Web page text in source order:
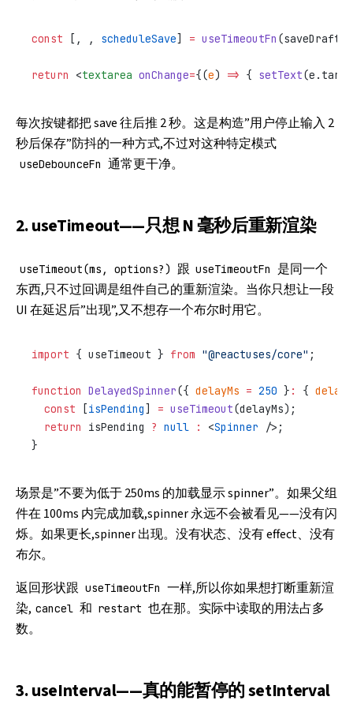
const [, , scheduleSave] = useTimeoutFn (saveDraft,
return <textarea onChange={(e) => { setText
每次按键都把 save 往后推 2 秒。这是构造”用户停止输入 2
秒后保存”防抖的一种方式,不过对这种特定模式
useDebounceFn 通常更干净。
2. useTimeout——只想 N 毫秒后重新渲染
useTimeout(ms, options?) 跟 useTimeoutFn
是同一个
东西,只不过回调是组件自己的重新渲染。当你只想让一段
UI 在延迟后”出现”,又不想存一个布尔时用它。
import { useTimeout } from "@reactuses/core" ;
function DelayedSpinner({ delayMs = 250 } : {
  const
[isPending] = useTimeout(delayMs);
  return
isPending ? null : <Spinner />;
}
场景是”不要为低于 250ms 的加载显示 spinner”。如果父组
件在 100ms 内完成加载,spinner 永远不会被看见——没有闪
烁。如果更长,spinner 出现。没有状态、没有 effect、没有
布尔。
返回形状跟 useTimeoutFn 一样,所以你如果想打断重新渲
染, cancel 和 restart 也在那。实际中读取的用法占多
数。
3. useInterval——真的能暂停的 setInterval